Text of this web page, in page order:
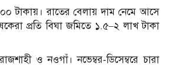
টাকায়। রাতের বেলায় দাম নেমে আসে
প্রতি বিঘা জমিতে ১.৫–২ লাখ টাকা
ও নওগাঁ। নভেম্বর-ডিসেম্বরে চারা